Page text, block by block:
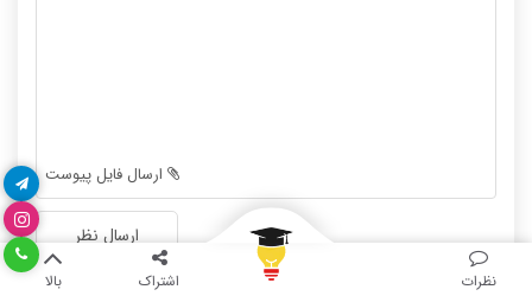
نظرات اشتراک بالا
-
-
ارسال نظر